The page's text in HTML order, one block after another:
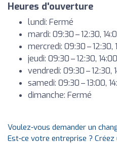
Heures d'ouverture
lundi: Fermé
mardi: 09:30 – 12:30,
mercredi: 09:30 – 12:30,
jeudi: 09:30 – 12:30,
vendredi: 09:30 – 12:30,
samedi: 09:30 – 13:00,
dimanche: Fermé
Voulez-vous demander un
Est-ce votre entreprise ?